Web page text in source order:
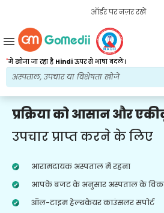
ऑर्डर पर नज़र रखें
*में खोजा जा रहा है Hindiऊपर से भाषा बदलें।
menu
प्रक्रिया को आसान और
उपचार प्राप्त करने के लिए
आरामदायक अस्पताल में रहना
आपके बजट के अनुसार अस्पताल के
ऑल-टाइम हेल्थकेयर काउंसलर सपोर्ट